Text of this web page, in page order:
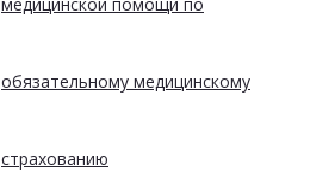
обязательному медицинскому
страхованию